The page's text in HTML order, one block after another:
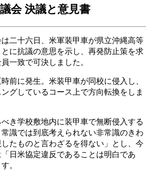
会 決議と意見書
二十六日、米軍装甲車が県立沖縄高等
に抗議の意思を示し、再発防止策を求
一致で可決しました。
前に発生。米装甲車が同校に侵入し、
グしているコース上で方向転換をしま
き学校敷地内に装甲車で無断侵入する
識では到底考えられない非常識のきわ
たものと言わざるを得ない」とし、今
日米協定違反であることは明白であ
。